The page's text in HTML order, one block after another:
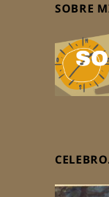
SOBRE